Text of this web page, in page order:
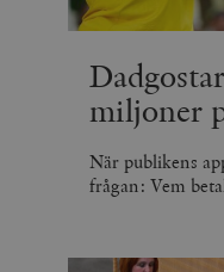
miljoner
När publikens
frågan: Vem